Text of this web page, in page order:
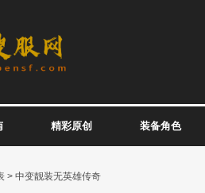
精彩原创 装备角色
> 中变靓装无英雄传奇